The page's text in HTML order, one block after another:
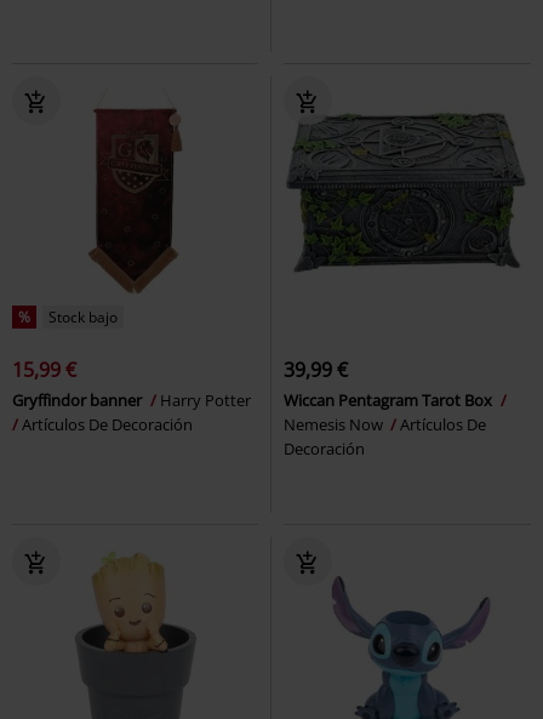
% Stock bajo
15,99 €
Gryffindor banner
Harry Potter
Artículos De Decoración
39,99 €
Wiccan Pentagram Tarot Box
Nemesis Now
Artículos De
Decoración